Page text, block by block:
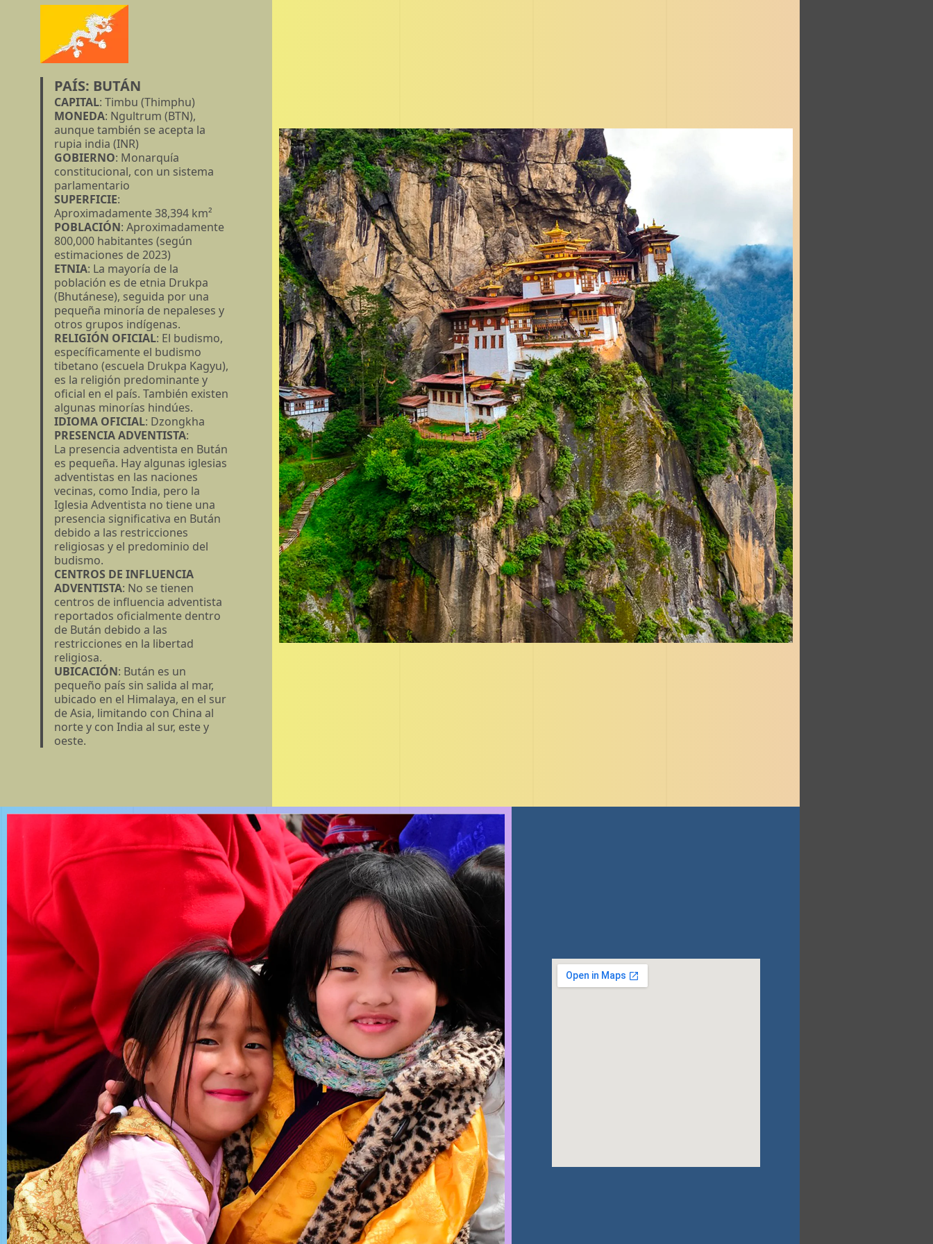
PAÍS: BUTÁN
CAPITAL: Timbu (Thimphu)
MONEDA: Ngultrum (BTN),
aunque también se acepta la
rupia india (INR)
GOBIERNO: Monarquía
constitucional, con un sistema
parlamentario
SUPERFICIE:
Aproximadamente 38,394 km²
POBLACIÓN: Aproximadamente
800,000 habitantes (según
estimaciones de 2023)
ETNIA: La mayoría de la
población es de etnia Drukpa
(Bhutánese), seguida por una
pequeña minoría de nepaleses y
otros grupos indígenas.
RELIGIÓN OFICIAL: El budismo,
específicamente el budismo
tibetano (escuela Drukpa Kagyu),
es la religión predominante y
oficial en el país. También existen
algunas minorías hindúes.
IDIOMA OFICIAL: Dzongkha
PRESENCIA ADVENTISTA:
La presencia adventista en Bután
es pequeña. Hay algunas iglesias
adventistas en las naciones
vecinas, como India, pero la
Iglesia Adventista no tiene una
presencia significativa en Bután
debido a las restricciones
religiosas y el predominio del
budismo.
CENTROS DE INFLUENCIA
ADVENTISTA: No se tienen
centros de influencia adventista
reportados oficialmente dentro
de Bután debido a las
restricciones en la libertad
religiosa.
UBICACIÓN: Bután es un
pequeño país sin salida al mar,
ubicado en el Himalaya, en el sur
de Asia, limitando con China al
norte y con India al sur, este y
oeste.